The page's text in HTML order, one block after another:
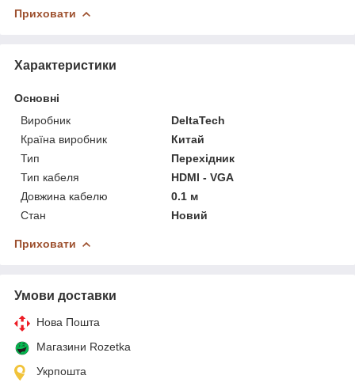
Приховати
Характеристики
Основні
Виробник
DeltaTech
Країна виробник
Китай
Тип
Перехідник
Тип кабеля
HDMI - VGA
Довжина кабелю
0.1 м
Стан
Новий
Приховати
Умови доставки
Нова Пошта
Магазини Rozetka
Укрпошта